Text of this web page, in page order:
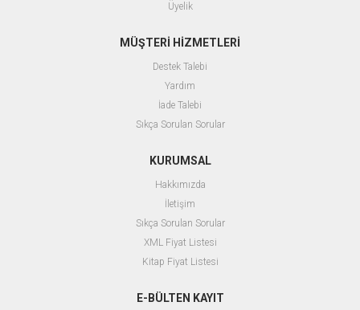
Üyelik
MÜŞTERİ HİZMETLERİ
Destek Talebi
Yardım
İade Talebi
Sıkça Sorulan Sorular
KURUMSAL
Hakkımızda
İletişim
Sıkça Sorulan Sorular
XML Fiyat Listesi
Kitap Fiyat Listesi
E-BÜLTEN KAYIT